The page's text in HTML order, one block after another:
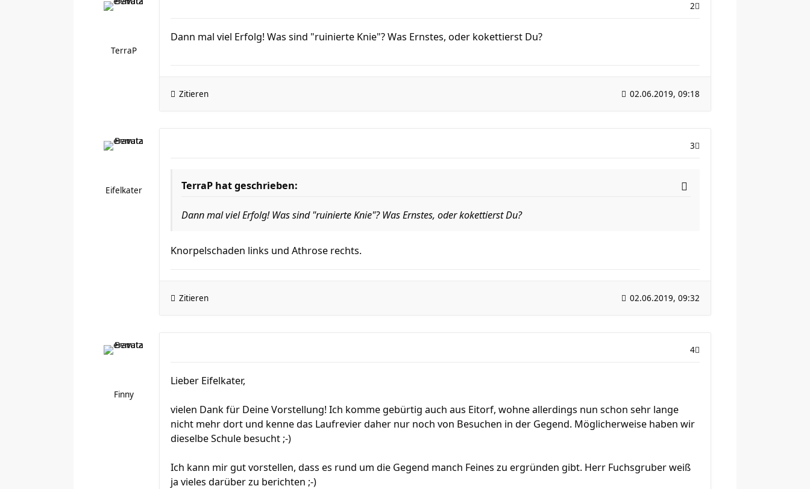
TerraP
2
Dann mal viel Erfolg! Was sind "ruinierte Knie"? Was Ernstes, oder kokettierst Du?
Zitieren 02.06.2019, 09:18
Eifelkater
3
TerraP hat geschrieben:
Dann mal viel Erfolg! Was sind "ruinierte Knie"? Was Ernstes, oder kokettierst Du?
Knorpelschaden links und Athrose rechts.
Zitieren 02.06.2019, 09:32
Finny
4
Lieber Eifelkater,
vielen Dank für Deine Vorstellung! Ich komme gebürtig auch aus Eitorf, wohne allerdings nun schon sehr lange
nicht mehr dort und kenne das Laufrevier daher nur noch von Besuchen in der Gegend. Möglicherweise haben wir
dieselbe Schule besucht ;-)
Ich kann mir gut vorstellen, dass es rund um die Gegend manch Feines zu ergründen gibt. Herr Fuchsgruber weiß
ja vieles darüber zu berichten ;-)